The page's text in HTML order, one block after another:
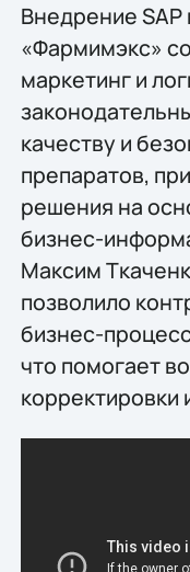
Внедрение
«Фармимэкс»
маркетинг и
качеству и
препаратов,
решения на
бизнес-
Максим
позволило
бизнес-
что помогает
корректировки